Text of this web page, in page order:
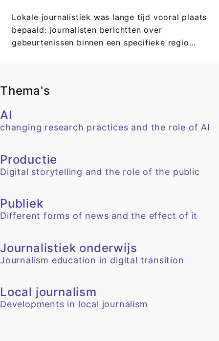
Lokale journalistiek was lange tijd vooral plaats
bepaald: journalisten berichtten over
gebeurtenissen binnen een specifieke regio…
Thema's
AI
changing research practices and the role of AI
Productie
Digital storytelling and the role of the public
Publiek
Different forms of news and the effect of it
Journalistiek onderwijs
Journalism education in digital transition
Local journalism
Developments in local journalism